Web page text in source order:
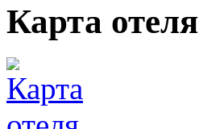
Карта отеля